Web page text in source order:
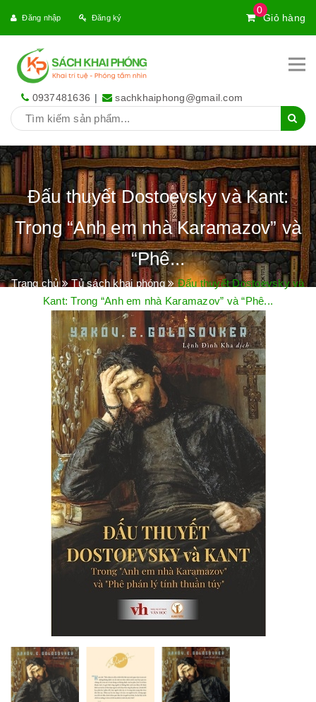
0
Giỏ hàng
Đăng nhập Đăng ký
0937481636 | sachkhaiphong@gmail.com
Đấu thuyết Dostoevsky và Kant:
Trong “Anh em nhà Karamazov” và
“Phê...
Trang chủ Tủ sách khai phóng
Đấu thuyết Dostoevsky và
Kant: Trong “Anh em nhà Karamazov” và “Phê...